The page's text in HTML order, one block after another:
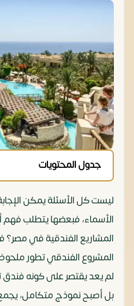
جدول المحتويات
ليست كل الأسئلة يمكن
الأسماء، فبعضها يتطلب فهم
المشاريع الفندقية في
المشروع الفندقي تطور
لم يعد يقتصر على كونه
بل أصبح نموذج متكامل،